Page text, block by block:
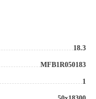
из оксида
сторона с
слоя,
18.3
MFB1R050183
1